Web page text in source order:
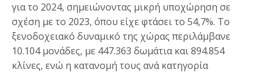
για το 2024, σημειώνοντας μικρή υποχώρηση σε
σχέση με το 2023, όπου είχε φτάσει το 54,7%. Το
ξενοδοχειακό δυναμικό της χώρας περιλάμβανε
10.104 μονάδες, με 447.363 δωμάτια και 894.854
κλίνες, ενώ η κατανομή τους ανά κατηγορία